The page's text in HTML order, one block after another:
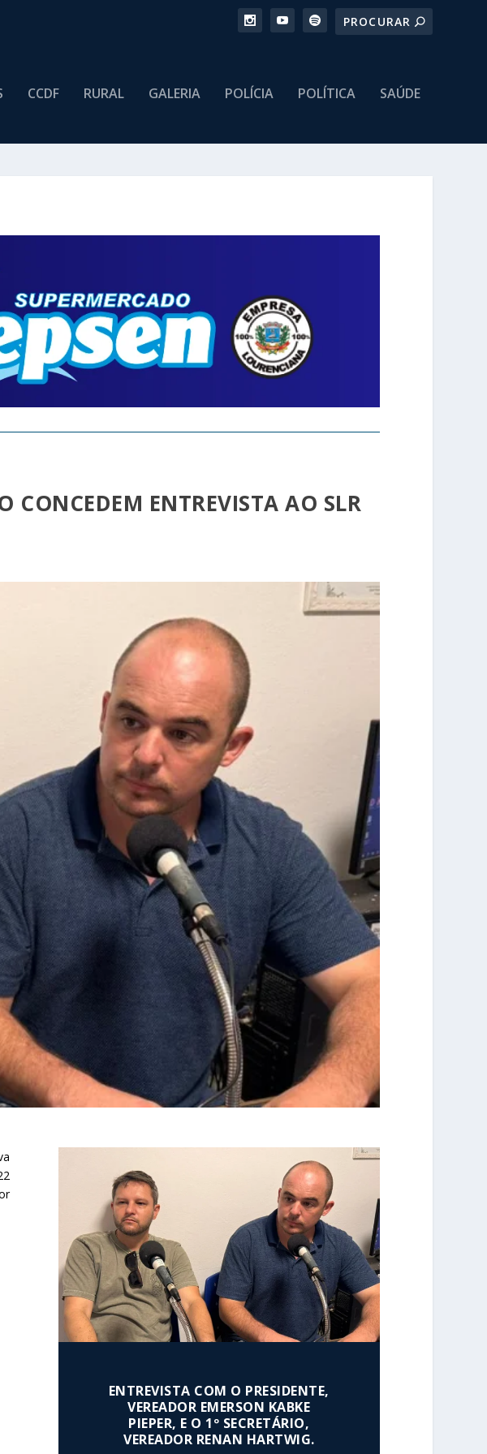
CCDF RURAL GALERIA POLÍCIA POLÍTICA SAÚDE
CONCEDEM ENTREVISTA AO SLR
ENTREVISTA COM O PRESIDENTE,
VEREADOR EMERSON KABKE
PIEPER, E O 1º SECRETÁRIO,
VEREADOR RENAN HARTWIG.